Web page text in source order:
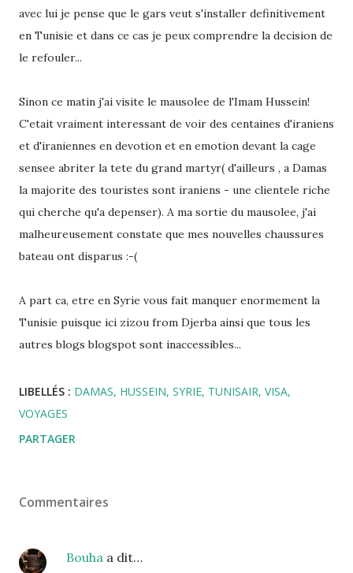
avec lui je pense que le gars veut s'installer definitivement
en Tunisie et dans ce cas je peux comprendre la decision de
le refouler...
Sinon ce matin j'ai visite le mausolee de l'Imam Hussein!
C'etait vraiment interessant de voir des centaines d'iraniens
et d'iraniennes en devotion et en emotion devant la cage
sensee abriter la tete du grand martyr( d'ailleurs , a Damas
la majorite des touristes sont iraniens - une clientele riche
qui cherche qu'a depenser). A ma sortie du mausolee, j'ai
malheureusement constate que mes nouvelles chaussures
bateau ont disparus :-(
A part ca, etre en Syrie vous fait manquer enormement la
Tunisie puisque ici zizou from Djerba ainsi que tous les
autres blogs blogspot sont inaccessibles...
LIBELLÉS : DAMAS HUSSEIN SYRIE TUNISAIR VISA
VOYAGES
PARTAGER
Commentaires
Bouha a dit…